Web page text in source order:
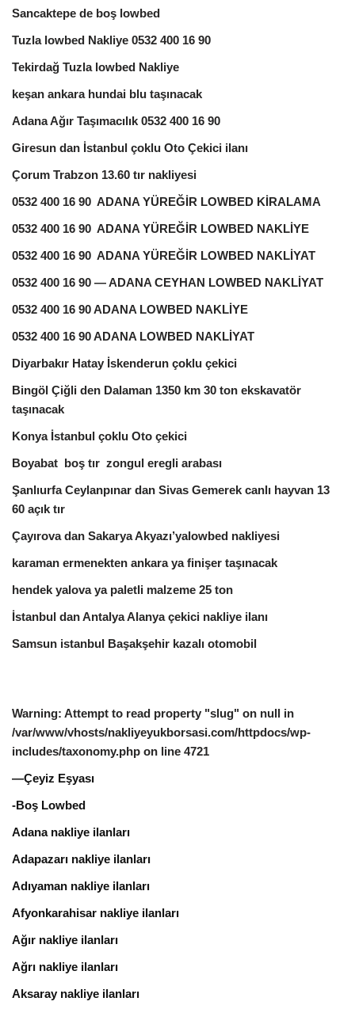
Sancaktepe de boş lowbed
Tuzla lowbed Nakliye 0532 400 16 90
Tekirdağ Tuzla lowbed Nakliye
keşan ankara hundai blu taşınacak
Adana Ağır Taşımacılık 0532 400 16 90
Giresun dan İstanbul çoklu Oto Çekici ilanı
Çorum Trabzon 13.60 tır nakliyesi
0532 400 16 90 ADANA YÜREĞİR LOWBED KİRALAMA
0532 400 16 90 ADANA YÜREĞİR LOWBED NAKLİYE
0532 400 16 90 ADANA YÜREĞİR LOWBED NAKLİYAT
0532 400 16 90 — ADANA CEYHAN LOWBED NAKLİYAT
0532 400 16 90 ADANA LOWBED NAKLİYE
0532 400 16 90 ADANA LOWBED NAKLİYAT
Diyarbakır Hatay İskenderun çoklu çekici
Bingöl Çiğli den Dalaman 1350 km 30 ton ekskavatör
taşınacak
Konya İstanbul çoklu Oto çekici
Boyabat boş tır zongul eregli arabası
Şanlıurfa Ceylanpınar dan Sivas Gemerek canlı hayvan 13
60 açık tır
Çayırova dan Sakarya Akyazı’yalowbed nakliyesi
karaman ermenekten ankara ya finişer taşınacak
hendek yalova ya paletli malzeme 25 ton
İstanbul dan Antalya Alanya çekici nakliye ilanı
Samsun istanbul Başakşehir kazalı otomobil
Warning: Attempt to read property "slug" on null in
/var/www/vhosts/nakliyeyukborsasi.com/httpdocs/wp-
includes/taxonomy.php on line 4721
—Çeyiz Eşyası
-Boş Lowbed
Adana nakliye ilanları
Adapazarı nakliye ilanları
Adıyaman nakliye ilanları
Afyonkarahisar nakliye ilanları
Ağır nakliye ilanları
Ağrı nakliye ilanları
Aksaray nakliye ilanları